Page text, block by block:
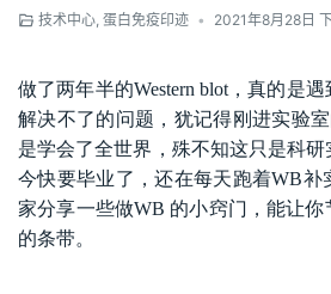
技术中心, 蛋白免疫印迹 • 2021年8月28日
做了两年半的Western blot，真的是遇
解决不了的问题，犹记得刚进实验
是学会了全世界，殊不知这只是科
今快要毕业了，还在每天跑着WB补
家分享一些做WB 的小窍门，能让
的条带。